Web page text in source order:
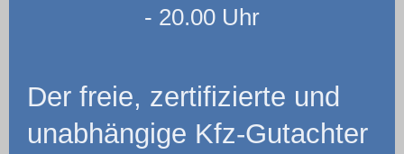
- 20.00 Uhr
Der freie, zertifizierte und
unabhängige Kfz-Gutachter